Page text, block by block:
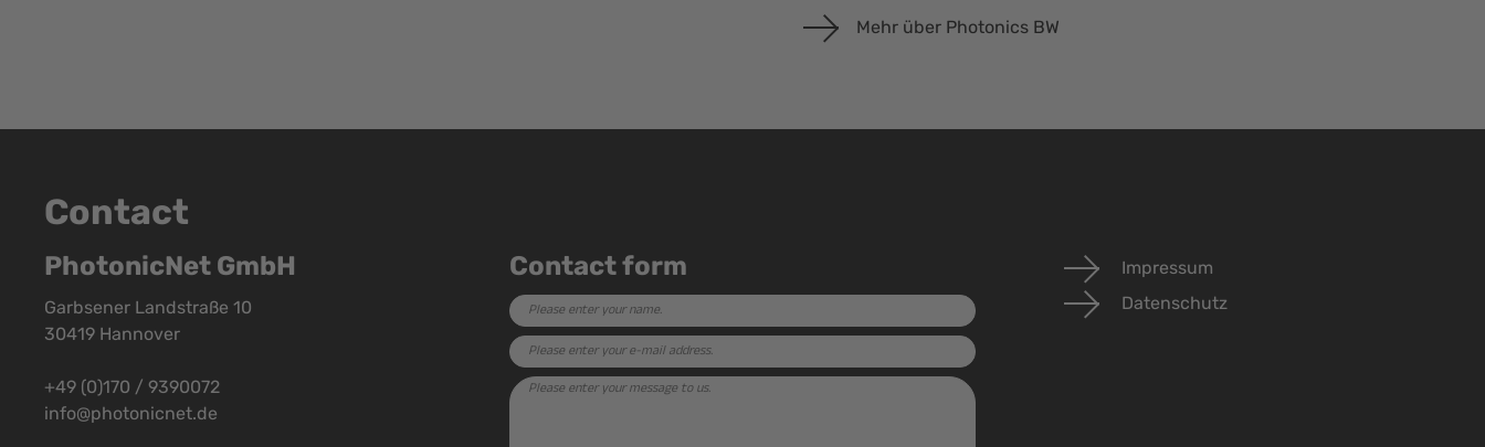
Mehr über Photonics BW
Contact
PhotonicNet GmbH
Garbsener Landstraße 10
30419 Hannover
+49 (0)170 / 9390072
info@photonicnet.de
Contact form
Impressum
Datenschutz